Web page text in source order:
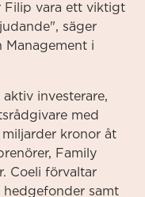
Filip vara ett viktigt
säger
Management i
investerare,
med
kronor åt
Family
Coeli förvaltar
hedgefonder samt